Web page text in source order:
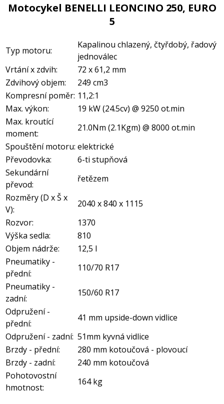
Motocykel BENELLI LEONCINO 250, EURO
5
Typ motoru:
Kapalinou chlazený, čtyřdobý, řadový
jednoválec
Vrtání x zdvih:
72 x 61,2 mm
Zdvihový objem:
249 cm3
Kompresní poměr: 11,2:1
Max. výkon:
19 kW (24.5cv) @ 9250 ot.min
Max. kroutící
moment:
21.0Nm (2.1Kgm) @ 8000 ot.min
Spouštění motoru: elektrické
Převodovka:
6-ti stupňová
Sekundární
převod:
řetězem
Rozměry (D x Š x
V):
2040 x 840 x 1115
Rozvor:
1370
Výška sedla:
810
Objem nádrže:
12,5 l
Pneumatiky -
přední:
110/70 R17
Pneumatiky -
zadní:
150/60 R17
Odpružení -
přední:
41 mm upside-down vidlice
Odpružení - zadní: 51mm kyvná vidlice
Brzdy - přední:
280 mm kotoučová - plovoucí
Brzdy - zadní:
240 mm kotoučová
Pohotovostní
hmotnost:
164 kg